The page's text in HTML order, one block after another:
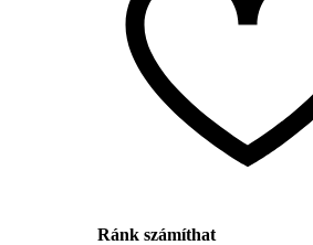
Ránk számíthat